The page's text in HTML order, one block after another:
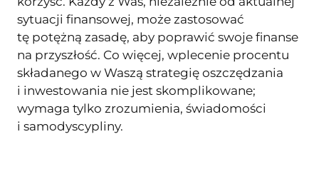
sytuacji finansowej, może zastosować
tę potężną zasadę, aby poprawić swoje finanse
na przyszłość. Co więcej, wplecenie procentu
składanego w Waszą strategię oszczędzania
i inwestowania nie jest skomplikowane;
wymaga tylko zrozumienia, świadomości
i samodyscypliny.